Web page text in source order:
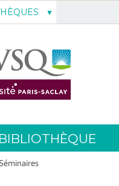
BIBLIOTHÈQUE
Séminaires